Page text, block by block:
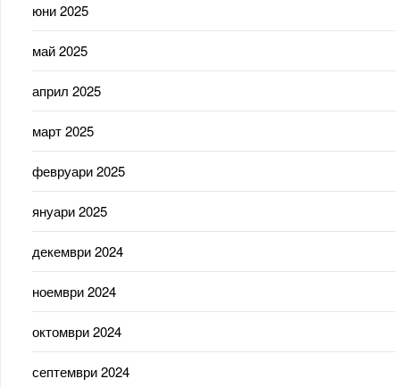
юни 2025
май 2025
април 2025
март 2025
февруари 2025
януари 2025
декември 2024
ноември 2024
октомври 2024
септември 2024